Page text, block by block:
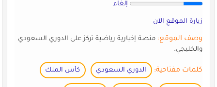
إلغاء
زيارة الموقع الآن
وصف الموقع:منصة إخبارية رياضية تركز على الدوري السعودي
والخليجي.
كلمات مفتاحية: الدوري السعودي كأس الملك